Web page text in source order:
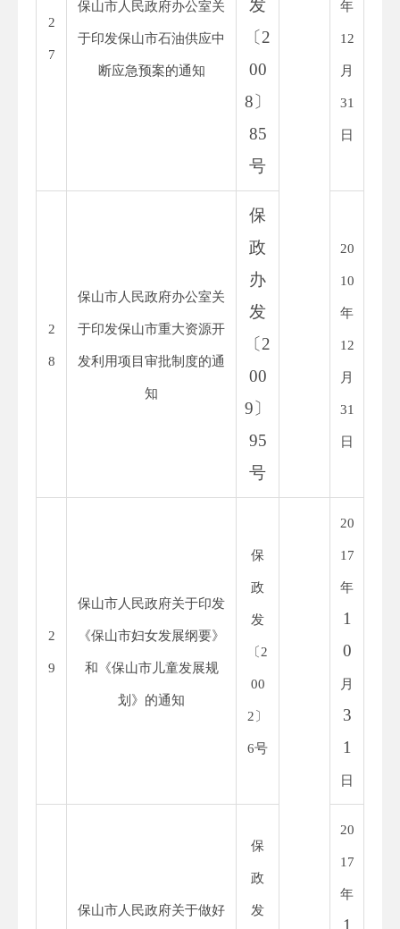
2
7
保山市人民政府办公室关
于印发保山市石油供应中
断应急预案的通知
发
〔 2
00
8 〕
85
号
年
12
月
31
日
2
8
保山市人民政府办公室关
于印发保山市重大资源开
发利用项目审批制度的通
知
保
政
办
发
〔 2
00
9 〕
95
号
20
10
年
12
月
31
日
2
9
保山市人民政府关于印发
《保山市妇女发展纲要》
和《保山市儿童发展规
划》的通知
保
政
发
〔 2
00
2 〕
6号
20
1 7
年
1
0
月
3
1
日
保山市人民政府关于做好
保
政
发
20
1 7
年
1